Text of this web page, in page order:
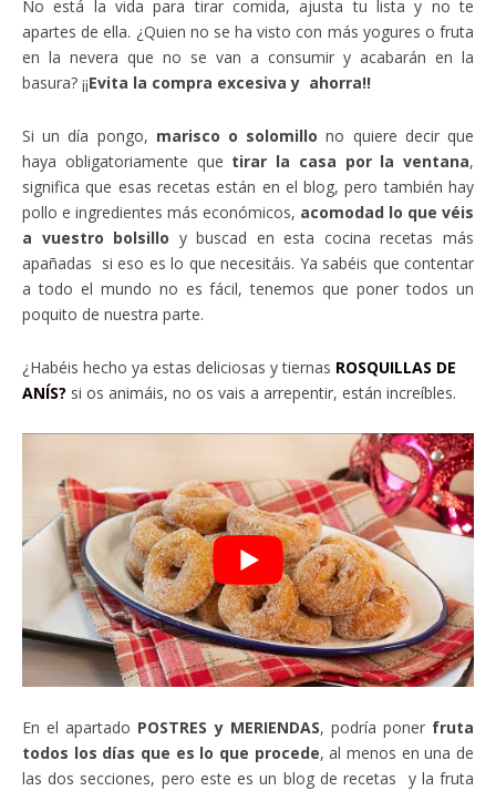
No está la vida para tirar comida, ajusta tu lista y no te
apartes de ella. ¿Quien no se ha visto con más yogures o fruta
en la nevera que no se van a consumir y acabarán en la
basura? ¡¡Evita la compra excesiva y ahorra!!
Si un día pongo, marisco o solomillo no quiere decir que
haya obligatoriamente que tirar la casa por la ventana,
significa que esas recetas están en el blog, pero también hay
pollo e ingredientes más económicos, acomodad lo que véis
a vuestro bolsillo y buscad en esta cocina recetas más
apañadas si eso es lo que necesitáis. Ya sabéis que contentar
a todo el mundo no es fácil, tenemos que poner todos un
poquito de nuestra parte.
¿Habéis hecho ya estas deliciosas y tiernas ROSQUILLAS DE
ANÍS? si os animáis, no os vais a arrepentir, están increíbles.
En el apartado POSTRES y MERIENDAS, podría poner fruta
todos los días que es lo que procede, al menos en una de
las dos secciones, pero este es un blog de recetas y la fruta